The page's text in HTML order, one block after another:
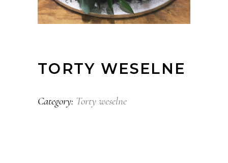
TORTY WESELNE
Category: Torty weselne